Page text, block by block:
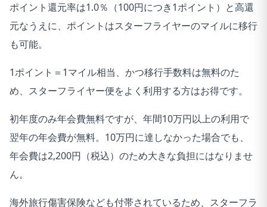
ポイント還元率は1.0％（100円につき1ポイント）と高還
元なうえに、ポイントはスターフライヤーのマイルに移行
も可能。
1ポイント＝1マイル相当、かつ移行手数料は無料のた
め、スターフライヤー便をよく利用する方はお得です。
初年度のみ年会費無料ですが、年間10万円以上の利用で
翌年の年会費が無料。10万円に達しなかった場合でも、
年会費は2,200円（税込）のため大きな負担にはなりませ
ん。
海外旅行傷害保険なども付帯されているため、スターフラ